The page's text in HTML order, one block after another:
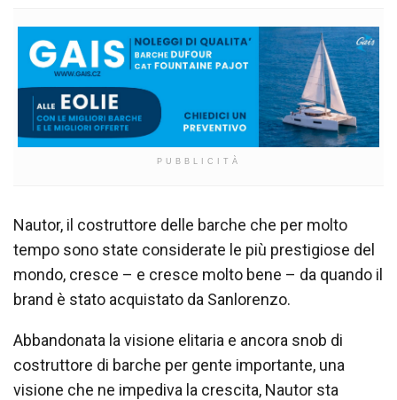
PUBBLICITÀ
Nautor, il costruttore delle barche che per molto
tempo sono state considerate le più prestigiose del
mondo, cresce – e cresce molto bene – da quando il
brand è stato acquistato da Sanlorenzo.
Abbandonata la visione elitaria e ancora snob di
costruttore di barche per gente importante, una
visione che ne impediva la crescita, Nautor sta